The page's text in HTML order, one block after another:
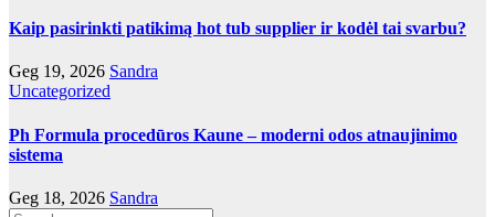
Kaip pasirinkti patikimą hot tub supplier ir kodėl tai svarbu?
Geg 19, 2026 Sandra
Uncategorized
Ph Formula procedūros Kaune – moderni odos atnaujinimo
sistema
Geg 18, 2026 Sandra